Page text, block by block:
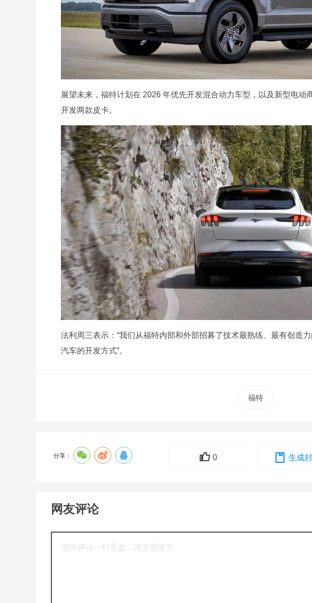
展望未来，福特计划在 2026 年优先开发混合动力车型，以及新型电动
开发两款皮卡。
法利周三表示：“我们从福特内部和外部招募了技术最熟练、最有创造
汽车的开发方式”。
福特
分享： 0 生成
网友评论